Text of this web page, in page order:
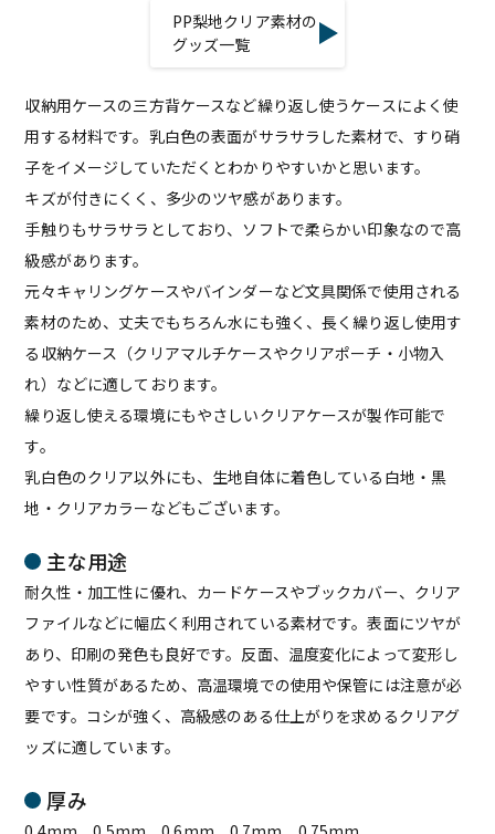
PP梨地クリア素材の
グッズ一覧
収納用ケースの三方背ケースなど繰り返し使うケースによく使
用する材料です。乳白色の表面がサラサラした素材で、すり硝
子をイメージしていただくとわかりやすいかと思います。
キズが付きにくく、多少のツヤ感があります。
手触りもサラサラとしており、ソフトで柔らかい印象なので高
級感があります。
元々キャリングケースやバインダーなど文具関係で使用される
素材のため、丈夫でもちろん水にも強く、長く繰り返し使用す
る収納ケース（クリアマルチケースやクリアポーチ・小物入
れ）などに適しております。
繰り返し使える環境にもやさしいクリアケースが製作可能で
す。
乳白色のクリア以外にも、生地自体に着色している白地・黒
地・クリアカラーなどもございます。
主な用途
耐久性・加工性に優れ、カードケースやブックカバー、クリア
ファイルなどに幅広く利用されている素材です。表面にツヤが
あり、印刷の発色も良好です。反面、温度変化によって変形し
やすい性質があるため、高温環境での使用や保管には注意が必
要です。コシが強く、高級感のある仕上がりを求めるクリアグ
ッズに適しています。
厚み